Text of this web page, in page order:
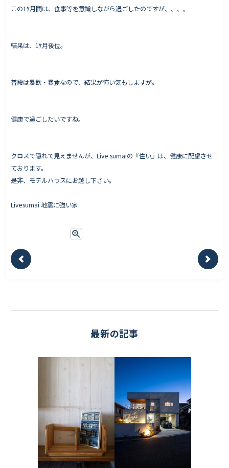
完成案内
お役立ちコラム
スタッフ紹介
Staff ブログ&News
この1ｹ月間は、食事等を意識しながら過ごしたのですが、、、。
結果は、1ｹ月後位。
普段は暴飲・暴食なので、結果が怖い気もしますが。
健康で過ごしたいですね。
クロスで隠れて見えませんが、Live sumaiの『住い』は、健康に配慮させ
ております。
是非、モデルハウスにお越し下さい。
Livesumai 地震に強い家
最新の記事